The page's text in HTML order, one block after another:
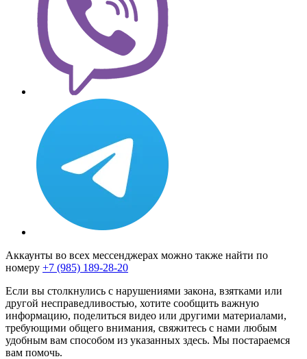
Аккаунты во всех мессенджерах можно также найти по
номеру +7 (985) 189-28-20
Если вы столкнулись с нарушениями закона, взятками или
другой несправедливостью, хотите сообщить важную
информацию, поделиться видео или другими материалами,
требующими общего внимания, свяжитесь с нами любым
удобным вам способом из указанных здесь. Мы постараемся
вам помочь.